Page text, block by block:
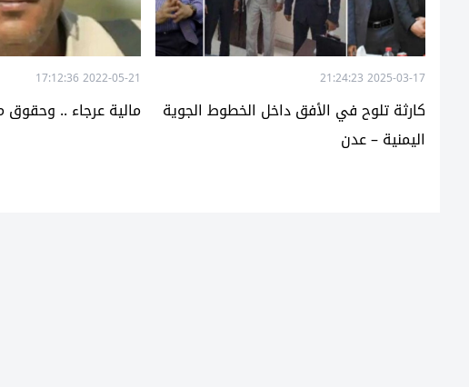
2025-03-17 21:24:23
كارثة تلوح في الأفق داخل الخطوط الجوية
اليمنية – عدن
2022-05-21 17:12:36
مالية عرجاء ..